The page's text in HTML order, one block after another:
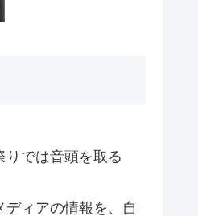
りでは音頭を取る
ディアの情報を、自